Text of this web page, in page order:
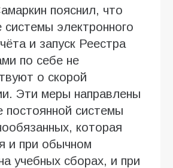
пояснил, что
системы электронного
и запуск Реестра
по себе не
о скорой
Эти меры направлены
постоянной системы
которая
и при обычном
учебных сборах, и при